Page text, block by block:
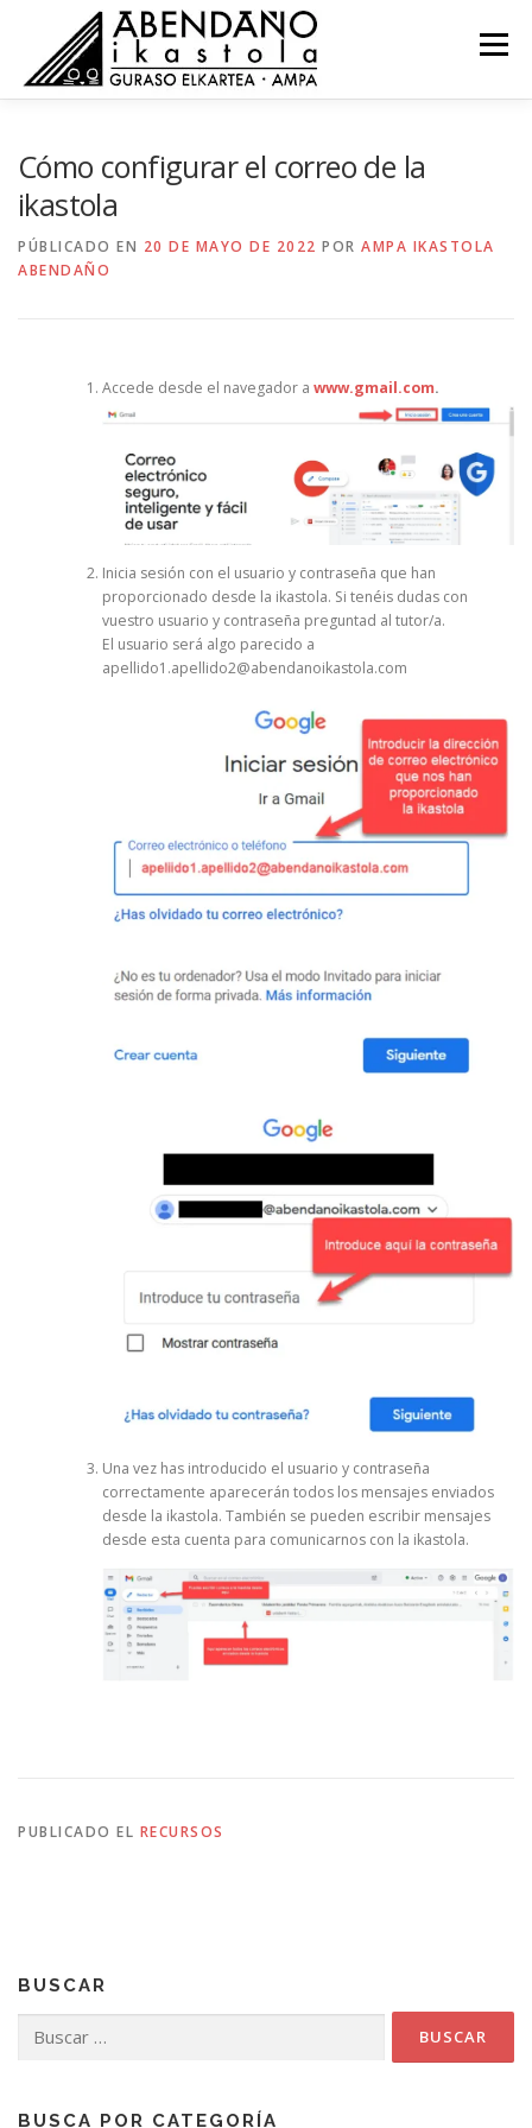
contenido
Menú
Cómo configurar el correo de la
ikastola
PÚBLICADO EN 20 DE MAYO DE 2022 POR AMPA IKASTOLA
ABENDAÑO
Accede desde el navegador a www.gmail.com.
Inicia sesión con el usuario y contraseña que han
proporcionado desde la ikastola. Si tenéis dudas con
vuestro usuario y contraseña preguntad al tutor/a.
El usuario será algo parecido a
apellido1.apellido2@abendanoikastola.com
Una vez has introducido el usuario y contraseña
correctamente aparecerán todos los mensajes enviados
desde la ikastola. También se pueden escribir mensajes
desde esta cuenta para comunicarnos con la ikastola.
PUBLICADO EL RECURSOS
BUSCAR
BUSCA POR CATEGORÍA